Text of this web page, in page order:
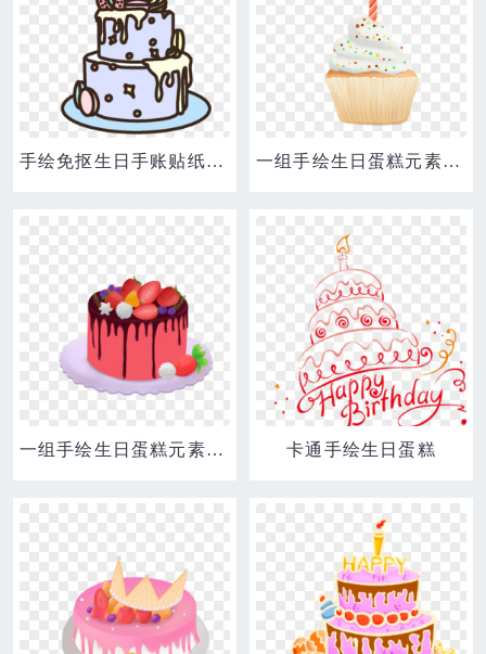
手绘免抠生日手账贴纸装饰元素之生日蛋糕素材 一组手绘生日蛋糕元素合集之纸杯蛋糕素材
一组手绘生日蛋糕元素合集之草莓蛋糕素材 卡通手绘生日蛋糕